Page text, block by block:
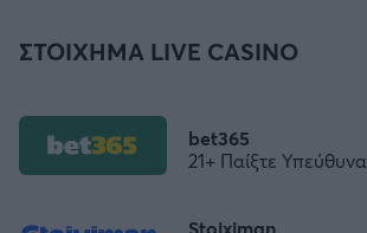
ΣΤΟΙΧΗΜΑ LIVE CASINO
Stoiximan
bet365
21+ Παίξτε Υπεύθυνα